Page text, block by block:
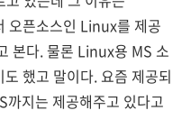
오픈소스인 Linux를 제공
본다. 물론 Linux용 MS 소
했고 말이다. 요즘 제공되
지는 제공해주고 있다고